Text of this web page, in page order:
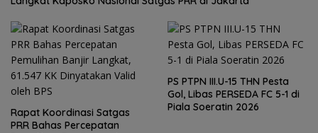
Rapat Koordinasi Satgas
PRR Bahas Percepatan
PS PTPN III.U-15 THN Pesta
Gol, Libas PERSEDA FC 5-1 di
Piala Soeratin 2026